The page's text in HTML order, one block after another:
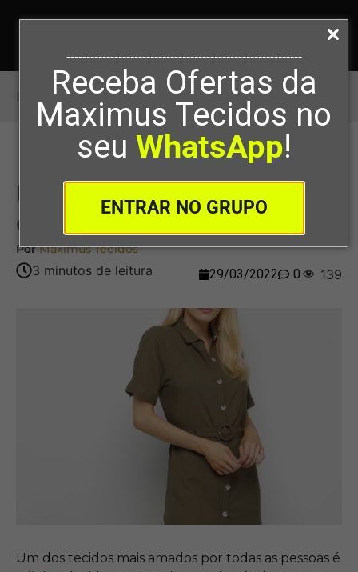
-----------------------------------------------------------
Receba Ofertas da
Maximus Tecidos no
seu WhatsApp!
ENTRAR NO GRUPO
Início > Linho É Fashion, Saiba Como Usar
Linho É Fashion, Saiba
Como Usar
PorMaximus Tecidos
29/03/2022 0 139
Um dos tecidos mais amados por todas as pessoas é